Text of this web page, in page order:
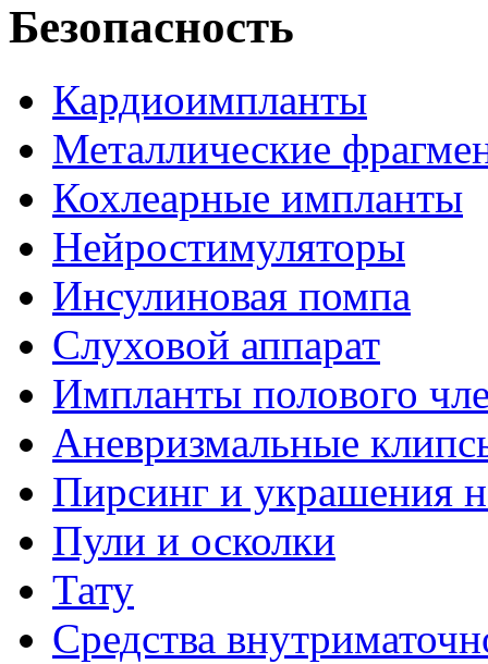
Безопасность
Кардиоимпланты
Металлические
Кохлеарные импланты
Нейростимуляторы
Инсулиновая помпа
Слуховой аппарат
Импланты полового
Аневризмальные
Пирсинг и украшения
Пули и осколки
Тату
Средства